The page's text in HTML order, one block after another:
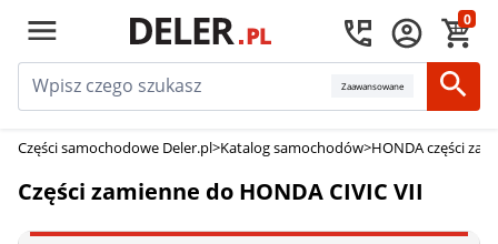
0
Zaawansowane
Części samochodowe Deler.pl>Katalog samochodów>HONDA części
Części zamienne do HONDA CIVIC VII